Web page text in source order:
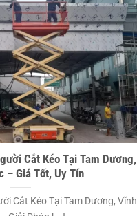
Cắt Kéo Tại Tam Dương,
– Giá Tốt, Uy Tín
Cắt Kéo Tại Tam Dương, Vĩnh